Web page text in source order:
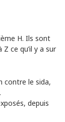
H. Ils sont
ce qu’il y a sur
contre le sida,
depuis